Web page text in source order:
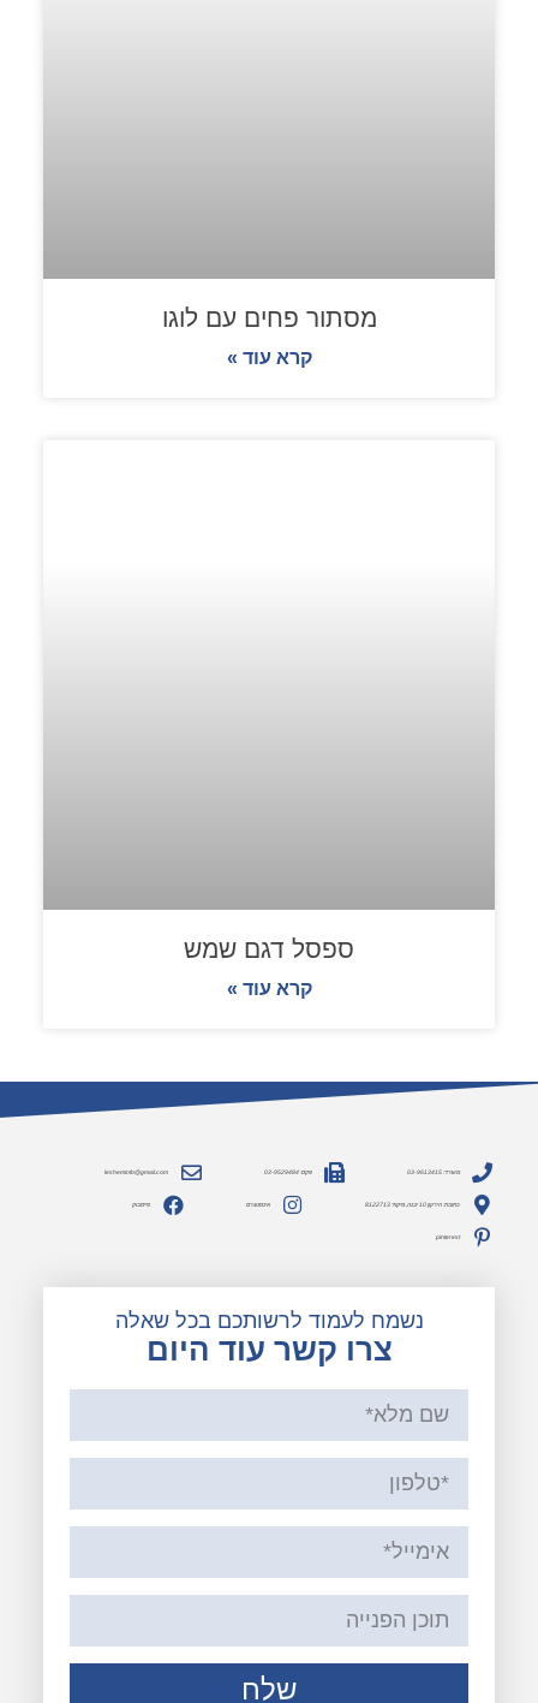
מסתור פחים עם לוגו
קרא עוד »
ספסל דגם שמש
קרא עוד »
משרד: 03-9613415 פקס: 03-9529484 lesheminfo@gmail.com
כתובת: הירקון 10 יבנה, מיקוד 8122713 אינסטגרם פייסבוק
pinterest
נשמח לעמוד לרשותכם בכל שאלה
צרו קשר עוד היום
שלח